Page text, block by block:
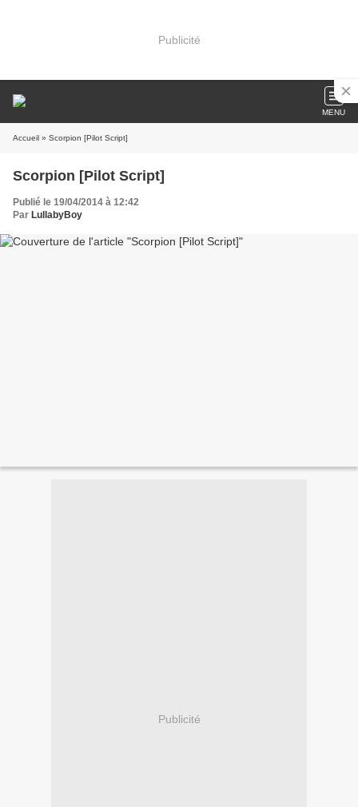
Publicité
MENU
Accueil » Scorpion [Pilot Script]
Scorpion [Pilot Script]
Publié le 19/04/2014 à 12:42
Par LullabyBoy
Publicité